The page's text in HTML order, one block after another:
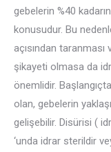
gebelerin %40
konusudur. Bu
açısından
şikayeti olmasa da
önemlidir.
olan, gebelerin
gelişebilir. Disürisi (
‘unda idrar sterildir